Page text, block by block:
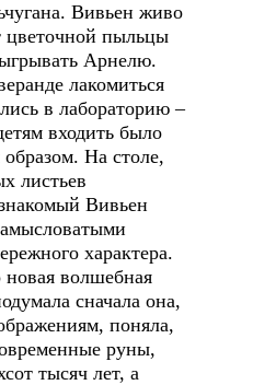
Вивьен живо
цветочной пыльцы
Арнелю.
лакомиться
в лабораторию –
входить было
На столе,
листьев
Вивьен
характера.
новая волшебная
сначала она,
поняла,
руны,
тысяч лет, а